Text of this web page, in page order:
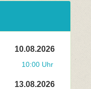
10.08.2026
10:00 Uhr
13.08.2026